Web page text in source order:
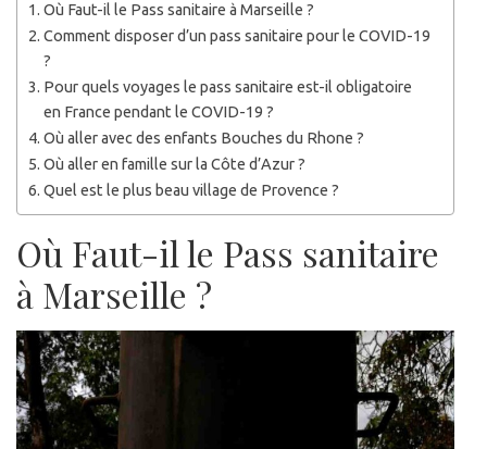
Où Faut-il le Pass sanitaire à Marseille ?
Comment disposer d’un pass sanitaire pour le COVID-19
?
Pour quels voyages le pass sanitaire est-il obligatoire
en France pendant le COVID-19 ?
Où aller avec des enfants Bouches du Rhone ?
Où aller en famille sur la Côte d’Azur ?
Quel est le plus beau village de Provence ?
Où Faut-il le Pass sanitaire
à Marseille ?